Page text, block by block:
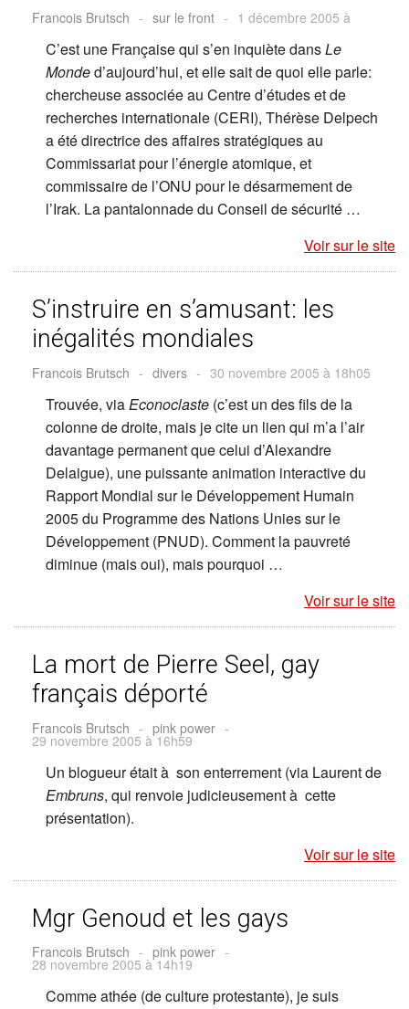
Francois Brutsch - sur le front - 1 décembre 2005 à
C’est une Française qui s’en inquiète dansLe
Monded’aujourd’hui, et elle sait de quoi elle parle:
chercheuse associée au Centre d’études et de
recherches internationale (CERI), Thérèse Delpech
a été directrice des affaires stratégiques au
Commissariat pour l’énergie atomique, et
commissaire de l’ONU pour le désarmement de
l’Irak. La pantalonnade du Conseil de sécurité …
Voir sur le site
S’instruire en s’amusant: les
inégalités mondiales
Francois Brutsch - divers - 30 novembre 2005 à 18h05
Trouvée, viaEconoclaste (c’est un des fils de la
colonne de droite, mais je cite un lien qui m’a l’air
davantage permanent que celui d’Alexandre
Delaigue), une puissante animation interactive du
Rapport Mondial sur le Développement Humain
2005 du Programme des Nations Unies sur le
Développement (PNUD). Comment la pauvreté
diminue (mais oui), mais pourquoi …
Voir sur le site
La mort de Pierre Seel, gay
français déporté
Francois Brutsch - pink power -
29 novembre 2005 à 16h59
Un blogueur était à son enterrement (via Laurent de
Embruns, qui renvoie judicieusement à cette
présentation).
Voir sur le site
Mgr Genoud et les gays
Francois Brutsch - pink power -
28 novembre 2005 à 14h19
Comme athée (de culture protestante), je suis